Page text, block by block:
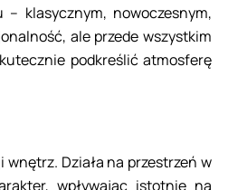
klasycznym, nowoczesnym,
ale przede wszystkim
podkreślić atmosferę
Działa na przestrzeń w
wpływając istotnie na